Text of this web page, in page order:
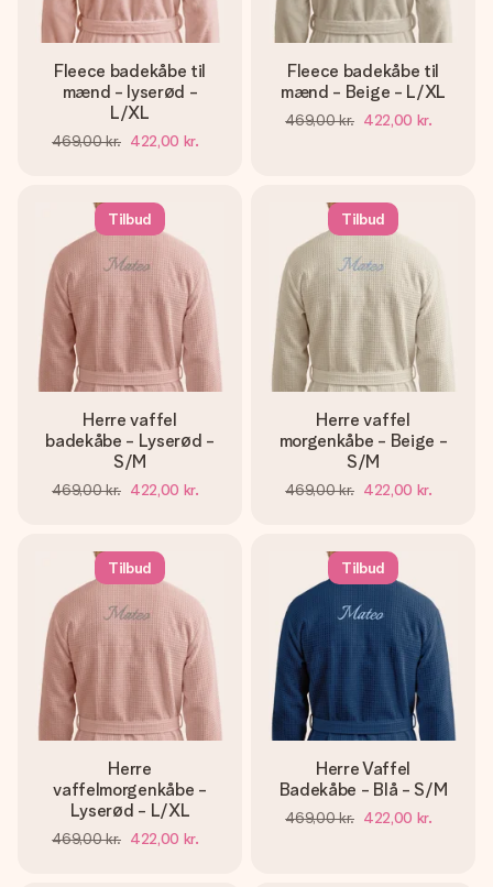
Fleece badekåbe til
mænd - lyserød -
L/XL
469,00 kr. 422,00 kr.
Fleece badekåbe til
mænd - Beige - L/XL
469,00 kr. 422,00 kr.
Tilbud
Herre vaffel
badekåbe - Lyserød -
S/M
469,00 kr. 422,00 kr.
Tilbud
Herre vaffel
morgenkåbe - Beige -
S/M
469,00 kr. 422,00 kr.
Tilbud
Herre
vaffelmorgenkåbe -
Lyserød - L/XL
469,00 kr. 422,00 kr.
Tilbud
Herre Vaffel
Badekåbe - Blå - S/M
469,00 kr. 422,00 kr.